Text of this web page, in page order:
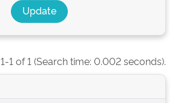
1 of 1 (Search time: 0.002 seconds).